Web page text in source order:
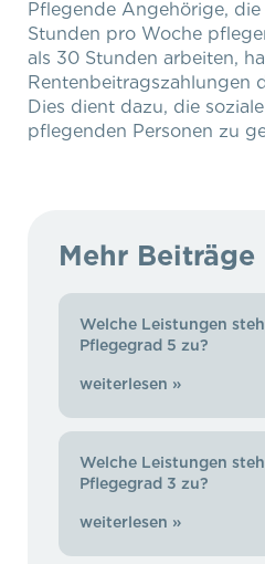
Pflegende Angehörige, die
Stunden pro Woche
als 30 Stunden arbeiten,
Rentenbeitragszahlungen
Dies dient dazu, die
pflegenden Personen zu
Mehr Beiträge
Welche Leistungen
Pflegegrad 5 zu?
weiterlesen »
Welche Leistungen
Pflegegrad 3 zu?
weiterlesen »